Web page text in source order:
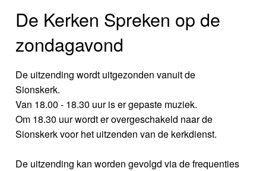
De Kerken Spreken op de
zondagavond
De uitzending wordt uitgezonden vanuit de
Sionskerk.
Van 18.00 - 18.30 uur is er gepaste muziek.
Om 18.30 uur wordt er overgeschakeld naar de
Sionskerk voor het uitzenden van de kerkdienst.
De uitzending kan worden gevolgd via de frequenties